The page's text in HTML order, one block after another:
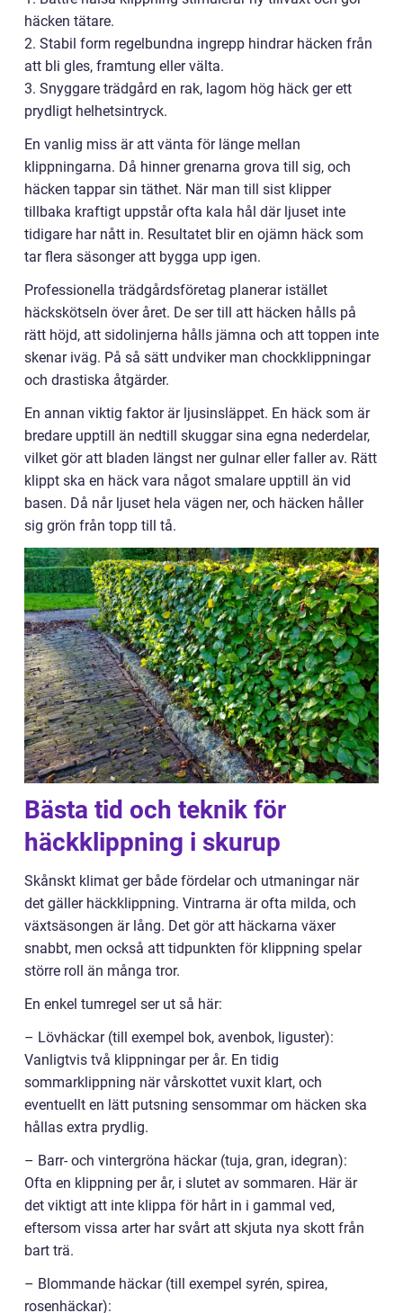
häcken tätare.
2. Stabil form regelbundna ingrepp hindrar häcken från
att bli gles, framtung eller välta.
3. Snyggare trädgård en rak, lagom hög häck ger ett
prydligt helhetsintryck.
En vanlig miss är att vänta för länge mellan
klippningarna. Då hinner grenarna grova till sig, och
häcken tappar sin täthet. När man till sist klipper
tillbaka kraftigt uppstår ofta kala hål där ljuset inte
tidigare har nått in. Resultatet blir en ojämn häck som
tar flera säsonger att bygga upp igen.
Professionella trädgårdsföretag planerar istället
häckskötseln över året. De ser till att häcken hålls på
rätt höjd, att sidolinjerna hålls jämna och att toppen inte
skenar iväg. På så sätt undviker man chockklippningar
och drastiska åtgärder.
En annan viktig faktor är ljusinsläppet. En häck som är
bredare upptill än nedtill skuggar sina egna nederdelar,
vilket gör att bladen längst ner gulnar eller faller av. Rätt
klippt ska en häck vara något smalare upptill än vid
basen. Då når ljuset hela vägen ner, och häcken håller
sig grön från topp till tå.
Bästa tid och teknik för
häckklippning i skurup
Skånskt klimat ger både fördelar och utmaningar när
det gäller häckklippning. Vintrarna är ofta milda, och
växtsäsongen är lång. Det gör att häckarna växer
snabbt, men också att tidpunkten för klippning spelar
större roll än många tror.
En enkel tumregel ser ut så här:
– Lövhäckar (till exempel bok, avenbok, liguster):
Vanligtvis två klippningar per år. En tidig
sommarklippning när vårskottet vuxit klart, och
eventuellt en lätt putsning sensommar om häcken ska
hållas extra prydlig.
– Barr- och vintergröna häckar (tuja, gran, idegran):
Ofta en klippning per år, i slutet av sommaren. Här är
det viktigt att inte klippa för hårt in i gammal ved,
eftersom vissa arter har svårt att skjuta nya skott från
bart trä.
– Blommande häckar (till exempel syrén, spirea,
rosenhäckar):